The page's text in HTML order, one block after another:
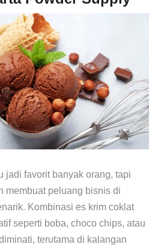
jadi favorit banyak orang, tapi
membuat peluang bisnis di
Kombinasi es krim coklat
seperti boba, choco chips, atau
terutama di kalangan